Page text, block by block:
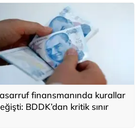
finansmanında kurallar
BDDK’dan kritik sınır